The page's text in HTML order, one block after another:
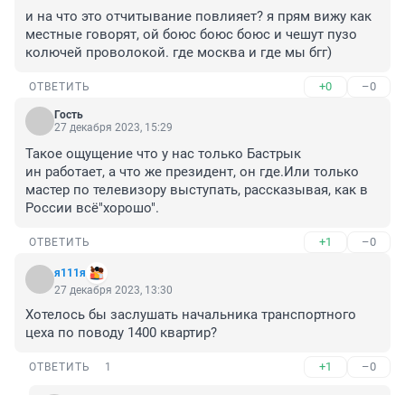
и на что это отчитывание повлияет? я прям вижу как
местные говорят, ой боюс боюс боюс и чешут пузо
колючей проволокой. где москва и где мы бгг)
ОТВЕТИТЬ +0 –0
Гость
27 декабря 2023, 15:29
Такое ощущение что у нас только Бастрык
ин работает, а что же президент, он где.Или только
мастер по телевизору выступать, рассказывая, как в
России всë"хорошо".
ОТВЕТИТЬ +1 –0
я111я
27 декабря 2023, 13:30
Хотелось бы заслушать начальника транспортного
цеха по поводу 1400 квартир?
ОТВЕТИТЬ 1 +1 –0